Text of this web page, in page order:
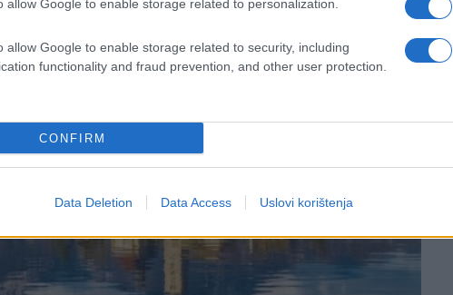
allow Google to enable storage related to personalization.
allow Google to enable storage related to security, including
functionality and fraud prevention, and other user protection.
CONFIRM
Data Deletion Data Access Uslovi korištenja